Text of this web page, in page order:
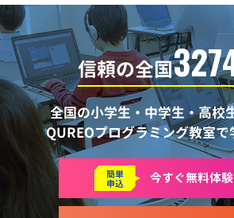
信頼の全国
全国の小学生・中学生・高校
QUREOプログラミング教室で
簡単
申込 今すぐ無料体